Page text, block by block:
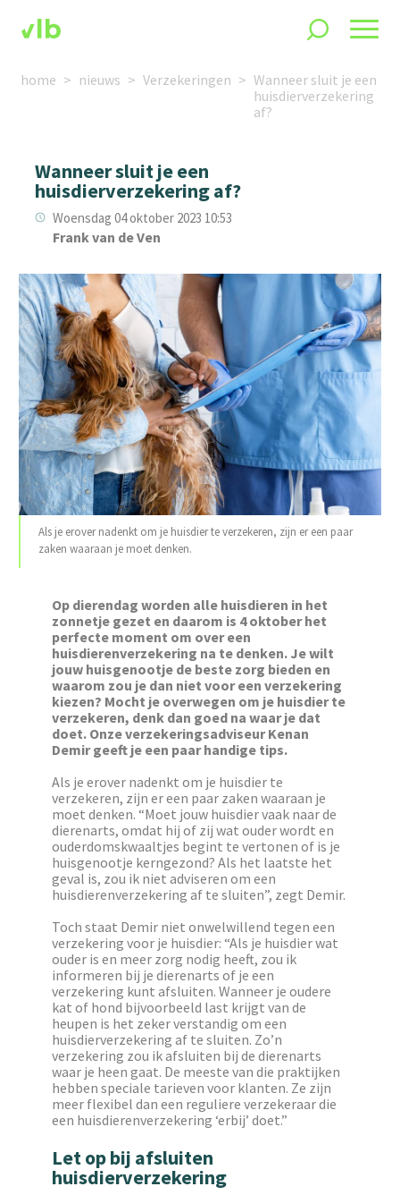
home nieuws Verzekeringen
Wanneer sluit je een
huisdierverzekering
af?
Wanneer sluit je een
huisdierverzekering af?
Woensdag 04 oktober 2023 10:53
Frank van de Ven
Als je erover nadenkt om je huisdier te verzekeren, zijn er een paar
zaken waaraan je moet denken.
Op dierendag worden alle huisdieren in het
zonnetje gezet en daarom is 4 oktober het
perfecte moment om over een
huisdierenverzekering na te denken. Je wilt
jouw huisgenootje de beste zorg bieden en
waarom zou je dan niet voor een verzekering
kiezen? Mocht je overwegen om je huisdier te
verzekeren, denk dan goed na waar je dat
doet. Onze verzekeringsadviseur Kenan
Demir geeft je een paar handige tips.
Als je erover nadenkt om je huisdier te
verzekeren, zijn er een paar zaken waaraan je
moet denken. “Moet jouw huisdier vaak naar de
dierenarts, omdat hij of zij wat ouder wordt en
ouderdomskwaaltjes begint te vertonen of is je
huisgenootje kerngezond? Als het laatste het
geval is, zou ik niet adviseren om een
huisdierenverzekering af te sluiten”, zegt Demir.
Toch staat Demir niet onwelwillend tegen een
verzekering voor je huisdier: “Als je huisdier wat
ouder is en meer zorg nodig heeft, zou ik
informeren bij je dierenarts of je een
verzekering kunt afsluiten. Wanneer je oudere
kat of hond bijvoorbeeld last krijgt van de
heupen is het zeker verstandig om een
huisdierverzekering af te sluiten. Zo’n
verzekering zou ik afsluiten bij de dierenarts
waar je heen gaat. De meeste van die praktijken
hebben speciale tarieven voor klanten. Ze zijn
meer flexibel dan een reguliere verzekeraar die
een huisdierenverzekering ‘erbij’ doet.”
Let op bij afsluiten
huisdierverzekering